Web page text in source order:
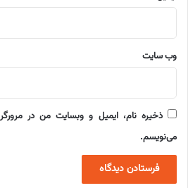
وب‌ سایت
ذخیره نام، ایمیل و وبسایت من در
می‌نویسم.